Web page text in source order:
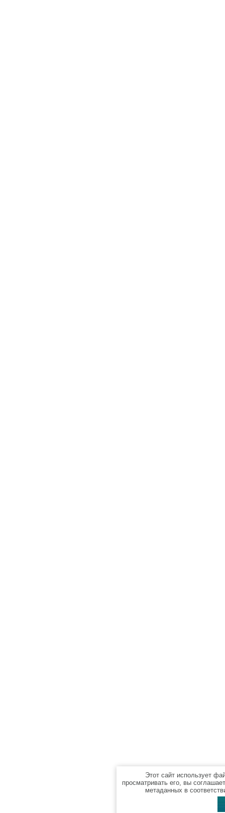
Этот сайт использует
просматривать его, вы
метаданных в